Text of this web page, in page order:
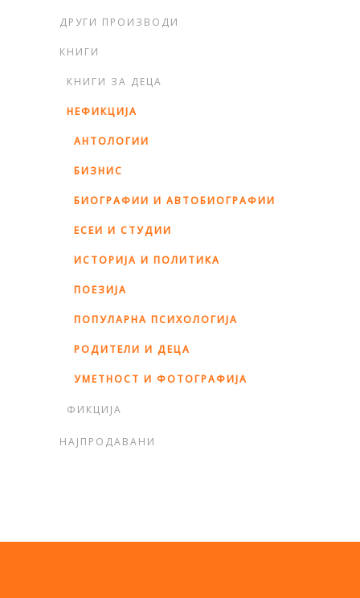
ДРУГИ ПРОИЗВОДИ
КНИГИ
КНИГИ ЗА ДЕЦА
НЕФИКЦИЈА
АНТОЛОГИИ
БИЗНИС
БИОГРАФИИ И АВТОБИОГРАФИИ
ЕСЕИ И СТУДИИ
ИСТОРИЈА И ПОЛИТИКА
ПОЕЗИЈА
ПОПУЛАРНА ПСИХОЛОГИЈА
РОДИТЕЛИ И ДЕЦА
УМЕТНОСТ И ФОТОГРАФИЈА
ФИКЦИЈА
НАЈПРОДАВАНИ